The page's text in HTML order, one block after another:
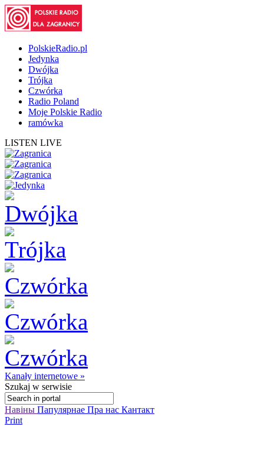
PolskieRadio.pl
Jedynka
Dwójka
Trójka
Czwórka
Radio Poland
Moje Polskie Radio
ramówka
LISTEN LIVE
Kanały internetowe »
Szukaj w serwisie
Навіны Папулярнае Пра нас Кантакт
Print